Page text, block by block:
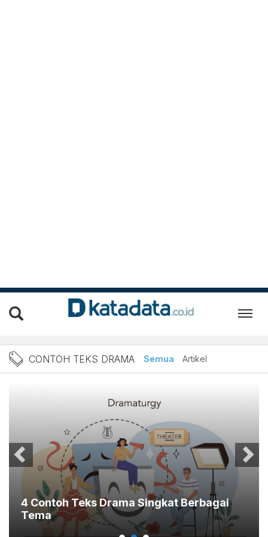
Berita Contoh teks
CONTOH TEKS DRAMA Semua Artikel
4 Contoh Teks Drama Singkat Berbagai
Tema